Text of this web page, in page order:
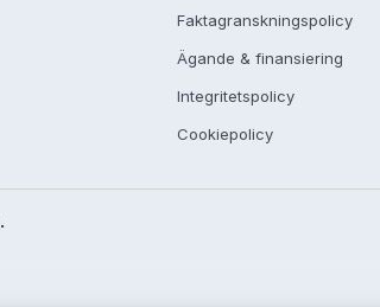
Faktagranskningspolicy
Ägande & finansiering
Integritetspolicy
Cookiepolicy
.